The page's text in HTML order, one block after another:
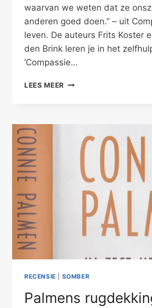
waarvan we weten dat ze
anderen goed doen.” – uit
leven. De auteurs Frits Koster
den Brink leren je in het
‘Compassie…
LEES MEER COMPASSIE
RECENSIE SOMBER
Palmens